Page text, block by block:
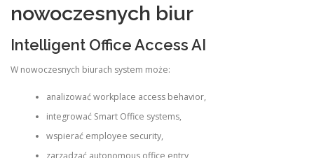
nowoczesnych biur
Intelligent Office Access AI
W nowoczesnych biurach system może:
analizować workplace access behavior,
integrować Smart Office systems,
wspierać employee security,
zarządzać autonomous office entry,